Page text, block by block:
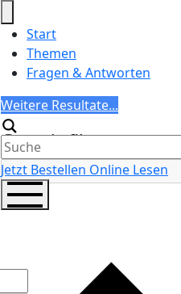
Start
Themen
Fragen & Antworten
Search
Weitere Resultate...
Generic filters
Jetzt Bestellen Online Lesen